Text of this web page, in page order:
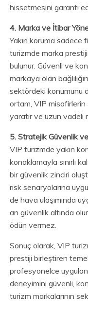
hissetmesini garanti
4. Marka ve İtibar
Yakın koruma
turizmde marka
bulunur. Güvenli ve
markaya olan
sektördeki konumunu
ortam, VIP misafirlerin
yaratır ve uzun vadeli
5. Stratejik Güvenlik
VIP turizmde yakın
konaklamayla sınırlı
bir güvenlik zinciri
risk senaryolarına
de hava ulaşımında
an güvenlik altında
ödün vermez.
Sonuç olarak, VIP
prestiji birleştiren
profesyonelce
deneyimini güvenli,
turizm markalarının